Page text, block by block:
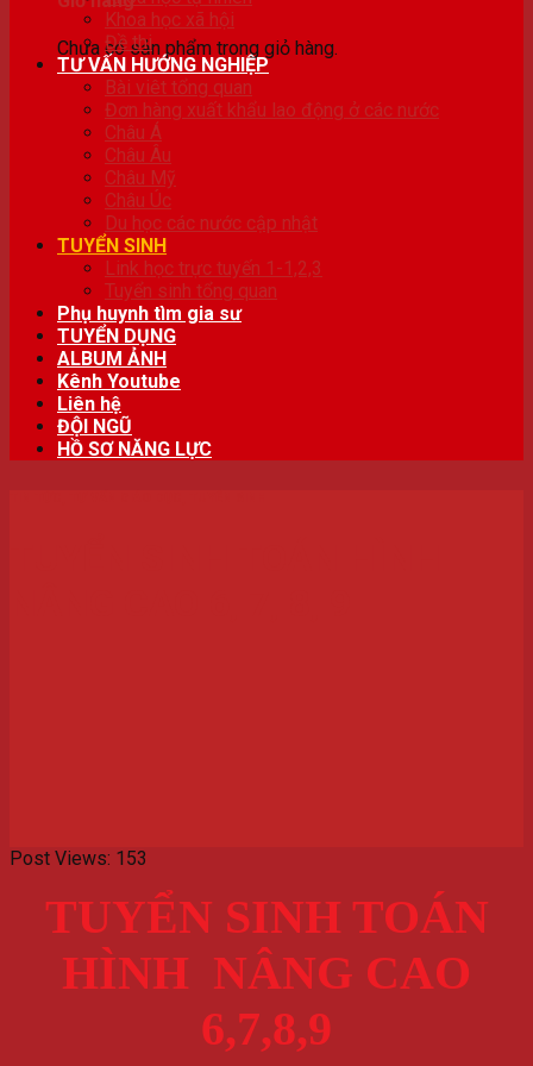
Chưa có sản phẩm trong giỏ hàng.
Khoa học xã hội
Đề thi
TƯ VẤN HƯỚNG NGHIỆP
Bài viêt tổng quan
Đơn hàng xuất khẩu lao động ở các nước
Châu Á
Châu Âu
Châu Mỹ
Châu Úc
Du học các nước cập nhật
TUYỂN SINH
Link học trực tuyến 1-1,2,3
Tuyển sinh tổng quan
Phụ huynh tìm gia sư
TUYỂN DỤNG
ALBUM ẢNH
Kênh Youtube
Liên hệ
ĐỘI NGŨ
HỒ SƠ NĂNG LỰC
Post Views: 153
TUYỂN SINH TOÁN
HÌNH NÂNG CAO
6,7,8,9